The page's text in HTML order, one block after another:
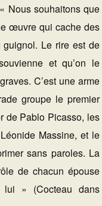
Nous souhaitons que
œuvre qui cache des
Le rire est de
et qu’on le
C’est une arme
groupe le premier
de Pablo Picasso, les
Massine, et le
sans paroles. La
de chacun épouse
lui » (Cocteau dans